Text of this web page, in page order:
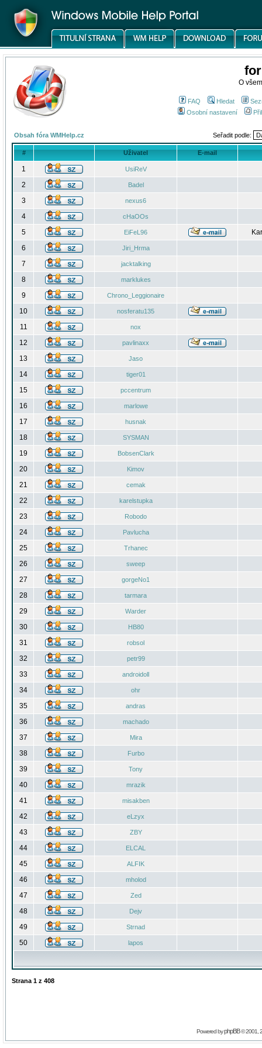
O
FAQ Hledat
Osobní nastavení
Obsah fóra WMHelp.cz Seřadit podle:
# Uživatel E-mail
1 UsiReV
2 Badel
3 nexus6
4 cHaOOs
5 EiFeL96
6
Jiri_Hrma
7 jacktalking
8 marklukes
9 Chrono_Leggionaire
10 nosferatu135
11 nox
12 pavlinaxx
13 Jaso
14 tiger01
15 pccentrum
16 marlowe
17 husnak
18 SYSMAN
19 BobsenClark
20 Kimov
21 cemak
22 karelstupka
23 Robodo
24 Pavlucha
25 Trhanec
26 sweep
27 gorgeNo1
28 tarmara
29 Warder
30 HB80
31 robsol
32 petr99
33 androidoll
34 ohr
35 andras
36 machado
37 Mira
38 Furbo
39 Tony
40 mrazik
41 misakben
42 eLzyx
43 ZBY
44 ELCAL
45 ALFIK
46 mholod
47 Zed
48 Dejv
49 Strnad
50 lapos
Strana 1 z 408
Powered byphpBB© 2001,